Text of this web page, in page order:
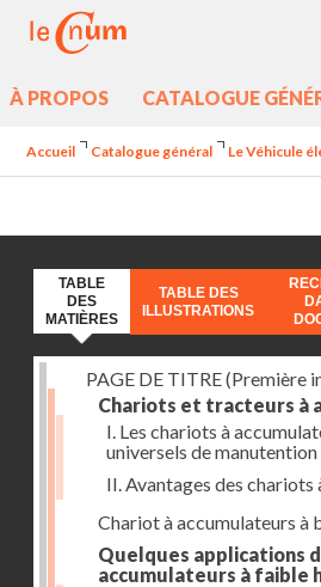
À PROPOS CATALOGUE
Accueil Catalogue général Le Véhicule
TABLE
DES
MATIÈRES
TABLE DES
ILLUSTRATIONS
PAGE DE TITRE (Première
Chariots et tracteurs à
I. Les chariots à
universels de manutention
II. Avantages des chariots
Chariot à accumulateurs à
Quelques applications
accumulateurs à faible